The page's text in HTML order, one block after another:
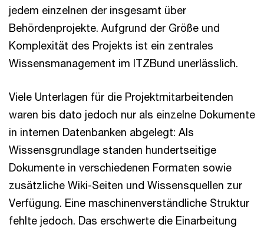
jedem einzelnen der insgesamt über
Behördenprojekte. Aufgrund der Größe und
Komplexität des Projekts ist ein zentrales
Wissensmanagement im ITZBund unerlässlich.
Viele Unterlagen für die Projektmitarbeitenden
waren bis dato jedoch nur als einzelne Dokumente
in internen Datenbanken abgelegt: Als
Wissensgrundlage standen hundertseitige
Dokumente in verschiedenen Formaten sowie
zusätzliche Wiki-Seiten und Wissensquellen zur
Verfügung. Eine maschinenverständliche Struktur
fehlte jedoch. Das erschwerte die Einarbeitung